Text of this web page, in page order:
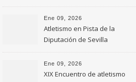
de Sevilla
Ene 09, 2026
Atletismo en Pista de la
Diputación de Sevilla
Ene 09, 2026
XIX Encuentro de atletismo